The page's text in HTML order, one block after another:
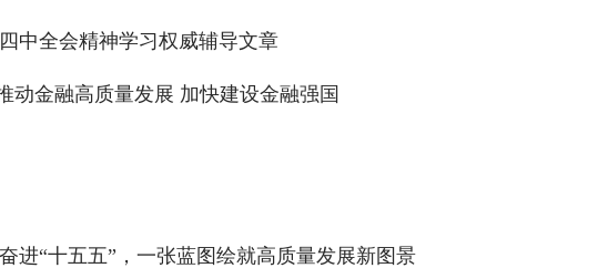
中全会精神学习权威辅导文章
动金融高质量发展 加快建设金融强国
奋进“十五五”，一张蓝图绘就高质量发展新图景